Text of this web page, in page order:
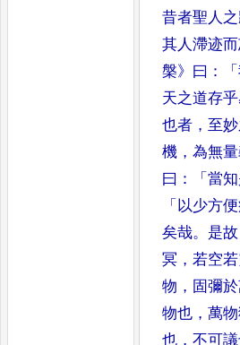
昔者聖人
其人滯迹
槃》 曰 ：「
天之道存乎
也者 ， 至
機 ，為無
曰 ：「當
「 以少方
矣哉。 是故
冥 ，若空
物 ， 固彌
物也 ，萬
也 ，不可